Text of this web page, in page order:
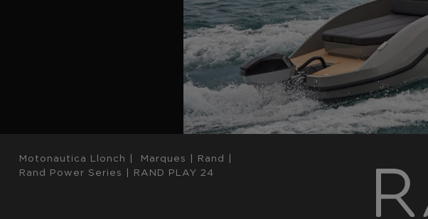
Motonautica Llonch Marques Rand
Rand Power Series
RAND PLAY 24